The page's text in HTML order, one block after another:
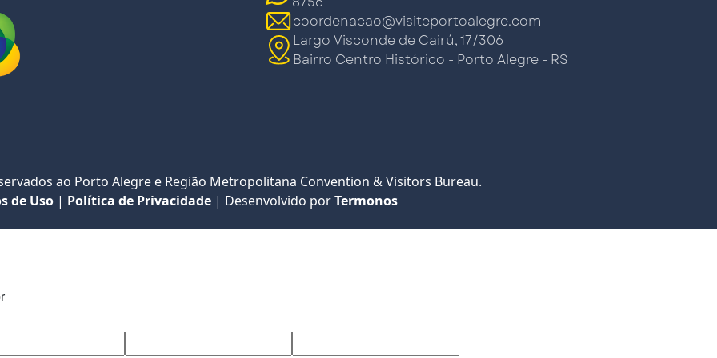
coordenacao@visiteportoalegre.com
Largo Visconde de Cairú, 17/306
Bairro Centro Histórico - Porto Alegre - RS
ao Porto Alegre e Região Metropolitana Convention & Visitors Bureau.
de Uso| Política de Privacidade| Desenvolvido porTermonos